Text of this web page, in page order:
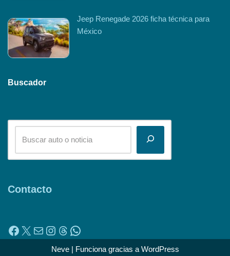
Jeep Renegade 2026 ficha técnica para
México
Buscador
Contacto
Neve| Funciona gracias a WordPress